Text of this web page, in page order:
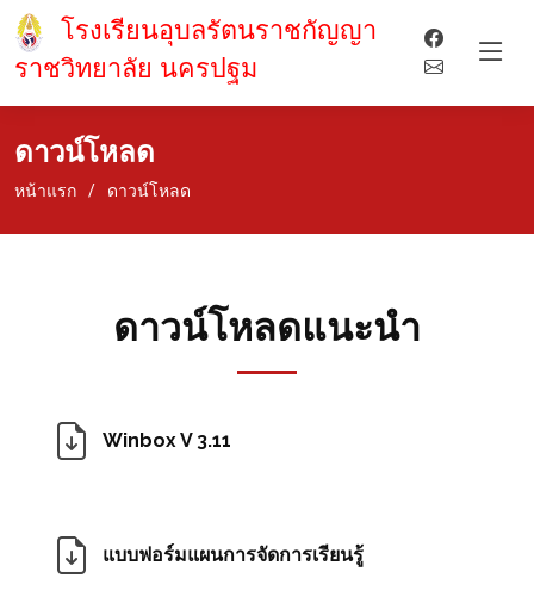
โรงเรียนอุบลรัตนราชกัญญา
ราชวิทยาลัย นครปฐม
ดาวน์โหลด
หน้าแรก ดาวน์โหลด
ดาวน์โหลดแนะนำ
Winbox V 3.11
แบบฟอร์มแผนการจัดการเรียนรู้